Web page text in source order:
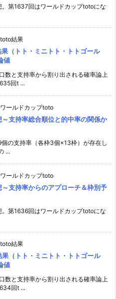
第1637回はワールドカップtotoにな
toto結果
（トト・ミニトト・トトゴール
値
数と支持率から割り出される確率論上
回t ...
ワールドカップtoto
支持率総合順位と的中率の関係か
の支持率（各枠3個×13枠）が存在し
...
ワールドカップtoto
支持率からのアプローチ＆枠別予
第1636回はワールドカップtotoにな
toto結果
（トト・ミニトト・トトゴール
値
数と支持率から割り出される確率論上
回t ...